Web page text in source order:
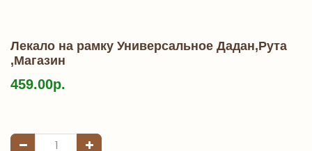
Лекало на рамку Универсальное Дадан,Рута
,Магазин
459.00р.